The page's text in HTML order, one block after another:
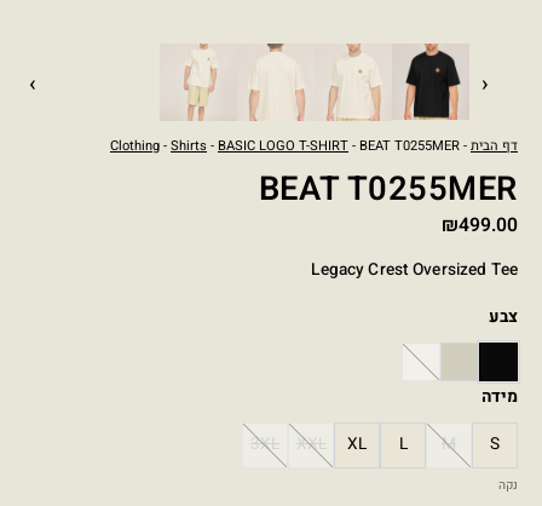
‹
›
דף הבית-
Clothing-Shirts- BASIC LOGO T-SHIRT- BEAT T0255MER
BEAT T0255MER
₪499.00
צבע
STONE
WHITE
מידה
S
M
L
XL
XXL
3XL
נקה
Legacy Crest Oversized Tee